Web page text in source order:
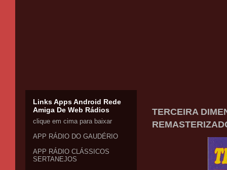
TERCEIRA
Links Apps Android Rede
Amiga De Web Rádios
clique em cima para baixar
APP RÁDIO DO GAUDÉRIO
APP RÁDIO CLÁSSICOS
SERTANEJOS